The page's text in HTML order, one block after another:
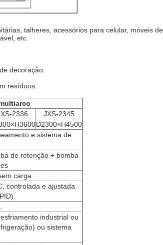
talheres, acessórios para celular, móveis
etc.
decoração.
resíduos.
2336
JXS-2345
D2300×H4500
e sistema de
de retenção + bomba
carga
controlada e ajustada
industrial ou
ou sistema